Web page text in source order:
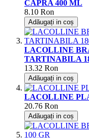
CAPRA 400 ML
8.10 Ron
Adăugați in coș
LACOLLINE
TARTINABILA
13.32 Ron
Adăugați in coș
LACOLLINE
20.76 Ron
Adăugați in coș